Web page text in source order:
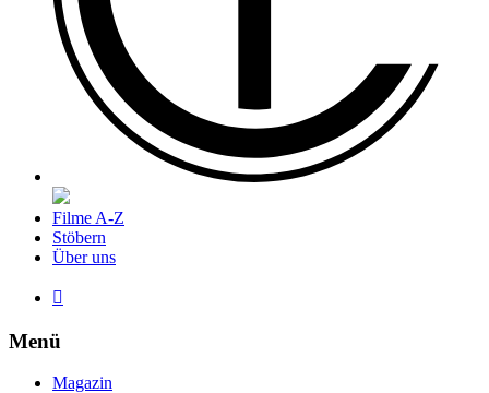
Filme A-Z
Stöbern
Über uns

Menü
Magazin